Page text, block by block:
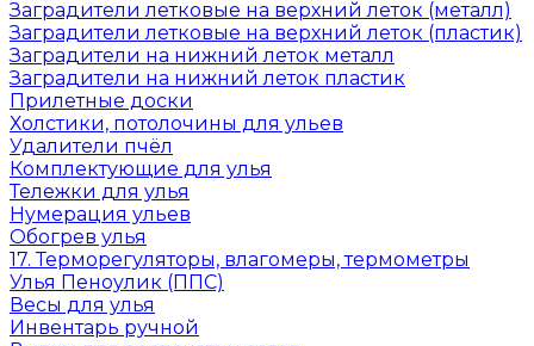
Заградители летковые на верхний леток (металл)
Заградители летковые на верхний леток (пластик)
Заградители на нижний леток металл
Заградители на нижний леток пластик
Прилетные доски
Холстики, потолочины для ульев
Удалители пчёл
Комплектующие для улья
Тележки для улья
Нумерация ульев
Обогрев улья
17. Терморегуляторы, влагомеры, термометры
Улья Пеноулик (ППС)
Весы для улья
Инвентарь ручной